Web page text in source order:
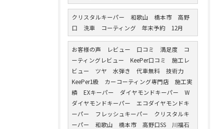
クリスタルキーパー 和歌山 橋本市 高野
口 洗車 コーティング 年末予約 12月
お客様の声 レビュー 口コミ 満足度 コ
ーティングレビュー KeePer口コミ 施工レ
ビュー ツヤ 水弾き 代車無料 技術力
KeePer1級 カーコーティング専門店 施工実
績 EXキーパー ダイヤモンドキーパー W
ダイヤモンドキーパー エコダイヤモンドキ
ーパー フレッシュキーパー クリスタルキ
ーパー 和歌山 橋本市 高野口SS 川福石